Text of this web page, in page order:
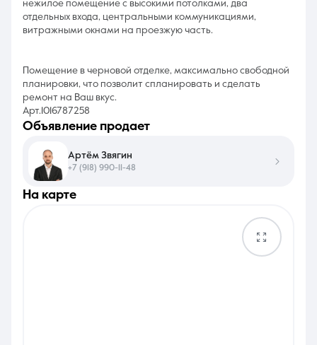
нежилое помещение с высокими потолками, два
отдельных входа, центральными коммуникациями,
витражными окнами на проезжую часть.
Помещение в черновой отделке, максимально свободной
планировки, что позволит спланировать и сделать
ремонт на Ваш вкус.
Арт.1016787258
на карте
объявление продает
Артём Звягин
+7 (918) 990-11-48